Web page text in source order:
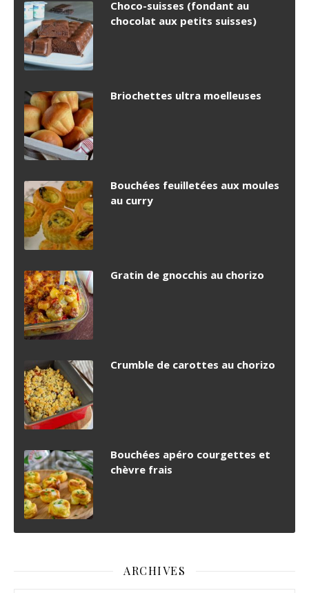
Choco-suisses (fondant au
chocolat aux petits suisses)
Briochettes ultra moelleuses
Bouchées feuilletées aux moules
au curry
Gratin de gnocchis au chorizo
Crumble de carottes au chorizo
Bouchées apéro courgettes et
chèvre frais
ARCHIVES